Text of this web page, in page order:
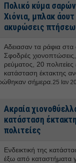
Πολικό κύμα
Χιόνια, μπλακ άουτ
ακυρώσεις
Αδειασαν τα ράφια
Σφοδρές
ρεύματος, 20
κατάσταση έκτακτης
σήμερα. 25 Ιαν
Ακραία
κατάσταση
πολιτείες
Ενδεικτική της
έξω από καταστήματα